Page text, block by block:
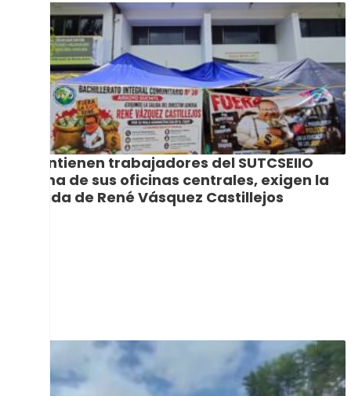
Mantienen trabajadores del SUTCSEIIO
toma de sus oficinas centrales, exigen la
salida de René Vásquez Castillejos